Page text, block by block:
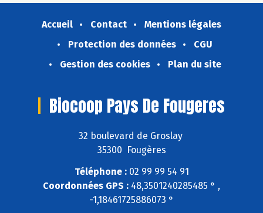
Accueil Contact
Mentions légales
Protection des données
CGU
Gestion des cookies
Plan du site
Biocoop Pays De Fougeres
32 boulevard de Groslay
35300 Fougères
Téléphone :02 99 99 54 91
Coordonnées GPS : 48,3501240285485 ° ,
-1,18461725886073 °